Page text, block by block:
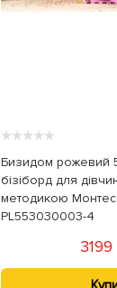
★★★★★
Бизидом рожевий
бізіборд для
методикою
PL553030003-4